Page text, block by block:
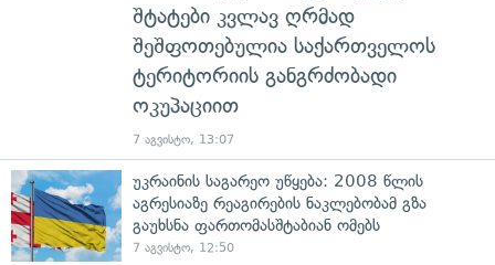
შტატები კვლავ ღრმად
შეშფოთებულია საქართველოს
ტერიტორიის განგრძობადი
ოკუპაციით
7 აგვისტო, 13:07
უკრაინის საგარეო უწყება: 2008 წლის
აგრესიაზე რეაგირების ნაკლებობამ გზა
გაუხსნა ფართომასშტაბიან ომებს
7 აგვისტო, 12:50